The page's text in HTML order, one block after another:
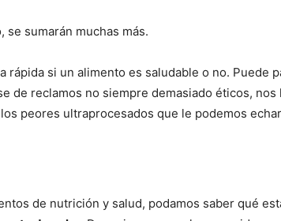
se sumarán muchas más.
si un alimento es saludable o no. Puede
de reclamos no siempre demasiado éticos, nos
peores ultraprocesados que le podemos
de nutrición y salud, podamos saber qué